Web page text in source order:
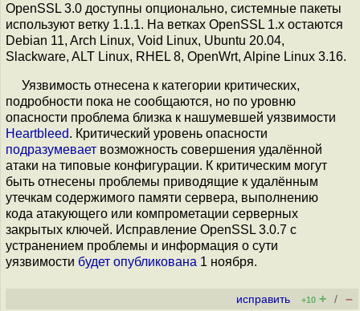
OpenSSL 3.0 доступны опционально, системные пакеты
используют ветку 1.1.1. На ветках OpenSSL 1.x остаются
Debian 11, Arch Linux, Void Linux, Ubuntu 20.04,
Slackware, ALT Linux, RHEL 8, OpenWrt, Alpine Linux 3.16.
Уязвимость отнесена к категории критических,
подробности пока не сообщаются, но по уровню
опасности проблема близка к нашумевшей уязвимости
Heartbleed. Критический уровень опасности
подразумевает возможность совершения удалённой
атаки на типовые конфигурации. К критическим могут
быть отнесены проблемы приводящие к удалённым
утечкам содержимого памяти сервера, выполнению
кода атакующего или компрометации серверных
закрытых ключей. Исправление OpenSSL 3.0.7 с
устранением проблемы и информация о сути
уязвимости будет опубликована 1 ноября.
исправить +10 + / –